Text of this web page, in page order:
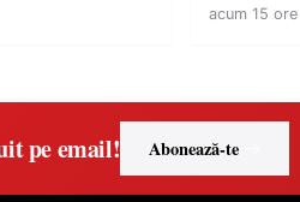
acum 15 ore
pe email! Abonează-te